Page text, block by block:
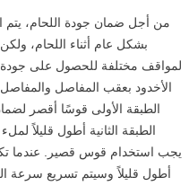
بشكل عام أثناء اللحام،
لمواقف مختلفة للحصول على جودة
الطبقة الأولى قوسًا أقصر
الطبقة الثانية أطول قليلاً
يجب استخدام قوس قصير. عندما
أطول قليلاً وسيتم تسريع سرعة